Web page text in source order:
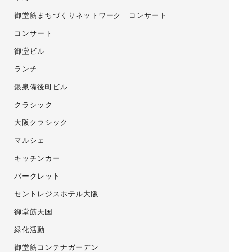
御堂筋まちづくりネットワーク コンサート
コンサート
御堂ビル
ランチ
銀泉備後町ビル
クラシック
大阪クラシック
マルシェ
キッチンカー
パークレット
セントレジスホテル大阪
御堂筋天国
緑化活動
御堂筋コンテナガーデン